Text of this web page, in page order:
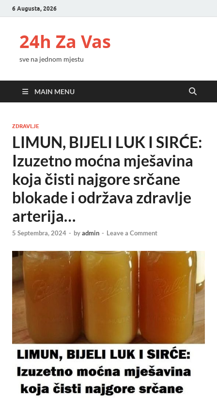
6 Augusta, 2026
24h Za Vas
sve na jednom mjestu
MAIN MENU
ZDRAVLJE
LIMUN, BIJELI LUK I SIRĆE:
Izuzetno moćna mješavina
koja čisti najgore srčane
blokade i održava zdravlje
arterija…
5 Septembra, 2024 - byadmin - Leave a Comment